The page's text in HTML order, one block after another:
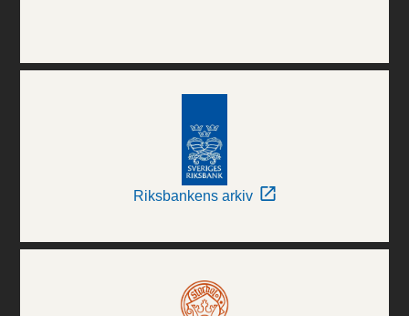
Riksbankens arkiv